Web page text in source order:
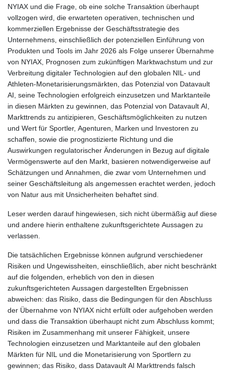
NYIAX und die Frage, ob eine solche Transaktion überhaupt
vollzogen wird, die erwarteten operativen, technischen und
kommerziellen Ergebnisse der Geschäftsstrategie des
Unternehmens, einschließlich der potenziellen Einführung von
Produkten und Tools im Jahr 2026 als Folge unserer Übernahme
von NYIAX, Prognosen zum zukünftigen Marktwachstum und zur
Verbreitung digitaler Technologien auf den globalen NIL- und
Athleten-Monetarisierungsmärkten, das Potenzial von Datavault
AI, seine Technologien erfolgreich einzusetzen und Marktanteile
in diesen Märkten zu gewinnen, das Potenzial von Datavault AI,
Markttrends zu antizipieren, Geschäftsmöglichkeiten zu nutzen
und Wert für Sportler, Agenturen, Marken und Investoren zu
schaffen, sowie die prognostizierte Richtung und die
Auswirkungen regulatorischer Änderungen in Bezug auf digitale
Vermögenswerte auf den Markt, basieren notwendigerweise auf
Schätzungen und Annahmen, die zwar vom Unternehmen und
seiner Geschäftsleitung als angemessen erachtet werden, jedoch
von Natur aus mit Unsicherheiten behaftet sind.
Leser werden darauf hingewiesen, sich nicht übermäßig auf diese
und andere hierin enthaltene zukunftsgerichtete Aussagen zu
verlassen.
Die tatsächlichen Ergebnisse können aufgrund verschiedener
Risiken und Ungewissheiten, einschließlich, aber nicht beschränkt
auf die folgenden, erheblich von den in diesen
zukunftsgerichteten Aussagen dargestellten Ergebnissen
abweichen: das Risiko, dass die Bedingungen für den Abschluss
der Übernahme von NYIAX nicht erfüllt oder aufgehoben werden
und dass die Transaktion überhaupt nicht zum Abschluss kommt;
Risiken im Zusammenhang mit unserer Fähigkeit, unsere
Technologien einzusetzen und Marktanteile auf den globalen
Märkten für NIL und die Monetarisierung von Sportlern zu
gewinnen; das Risiko, dass Datavault AI Markttrends falsch